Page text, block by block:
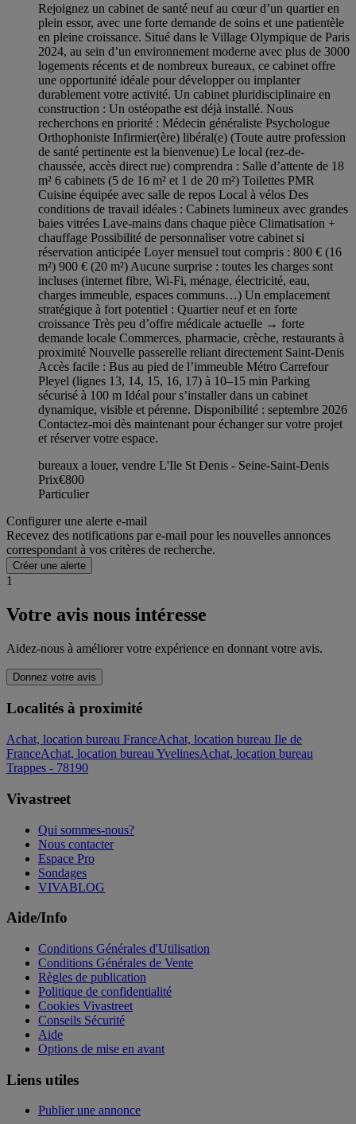
Rejoignez un cabinet de santé neuf au cœur d’un quartier en
plein essor, avec une forte demande de soins et une patientèle
en pleine croissance. Situé dans le Village Olympique de Paris
2024, au sein d’un environnement moderne avec plus de 3000
logements récents et de nombreux bureaux, ce cabinet offre
une opportunité idéale pour développer ou implanter
durablement votre activité. Un cabinet pluridisciplinaire en
construction : Un ostéopathe est déjà installé. Nous
recherchons en priorité : Médecin généraliste Psychologue
Orthophoniste Infirmier(ère) libéral(e) (Toute autre profession
de santé pertinente est la bienvenue) Le local (rez-de-
chaussée, accès direct rue) comprendra : Salle d’attente de 18
m² 6 cabinets (5 de 16 m² et 1 de 20 m²) Toilettes PMR
Cuisine équipée avec salle de repos Local à vélos Des
conditions de travail idéales : Cabinets lumineux avec grandes
baies vitrées Lave-mains dans chaque pièce Climatisation +
chauffage Possibilité de personnaliser votre cabinet si
réservation anticipée Loyer mensuel tout compris : 800 € (16
m²) 900 € (20 m²) Aucune surprise : toutes les charges sont
incluses (internet fibre, Wi-Fi, ménage, électricité, eau,
charges immeuble, espaces communs…) Un emplacement
stratégique à fort potentiel : Quartier neuf et en forte
croissance Très peu d’offre médicale actuelle → forte
demande locale Commerces, pharmacie, crèche, restaurants à
proximité Nouvelle passerelle reliant directement Saint-Denis
Accès facile : Bus au pied de l’immeuble Métro Carrefour
Pleyel (lignes 13, 14, 15, 16, 17) à 10–15 min Parking
sécurisé à 100 m Idéal pour s’installer dans un cabinet
dynamique, visible et pérenne. Disponibilité : septembre 2026
Contactez-moi dès maintenant pour échanger sur votre projet
et réserver votre espace.
bureaux a louer, vendre L'Ile St Denis - Seine-Saint-Denis
Prix€800
Particulier
Configurer une alerte e-mail
Recevez des notifications par e-mail pour les nouvelles annonces
correspondant à vos critères de recherche.
Créer une alerte
1
Votre avis nous intéresse
Aidez-nous à améliorer votre expérience en donnant votre avis.
Donnez votre avis
Localités à proximité
Achat, location bureau FranceAchat, location bureau Ile de
FranceAchat, location bureau YvelinesAchat, location bureau
Trappes - 78190
Vivastreet
Qui sommes-nous?
Nous contacter
Espace Pro
Sondages
VIVABLOG
Aide/Info
Conditions Générales d'Utilisation
Conditions Générales de Vente
Règles de publication
Politique de confidentialité
Cookies Vivastreet
Conseils Sécurité
Aide
Options de mise en avant
Liens utiles
Publier une annonce